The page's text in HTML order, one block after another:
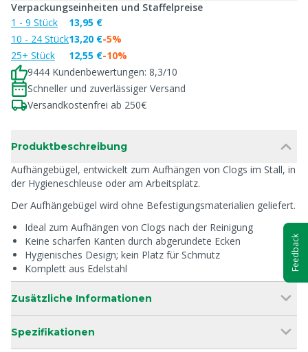
Verpackungseinheiten und Staffelpreise
1 - 9 Stück
10 - 24 Stück
25+ Stück
13,95 €
13,20 €
12,55 €
-5%
-10%
9444 Kundenbewertungen: 8,3/10
Schneller und zuverlässiger Versand
Versandkostenfrei ab 250€
Produktbeschreibung
Aufhängebügel, entwickelt zum Aufhängen von Clogs im Stall, in
der Hygieneschleuse oder am Arbeitsplatz.
Der Aufhängebügel wird ohne Befestigungsmaterialien geliefert.
Ideal zum Aufhängen von Clogs nach der Reinigung
Keine scharfen Kanten durch abgerundete Ecken
Hygienisches Design; kein Platz für Schmutz
Komplett aus Edelstahl
Zusätzliche Informationen
Spezifikationen
Feedback